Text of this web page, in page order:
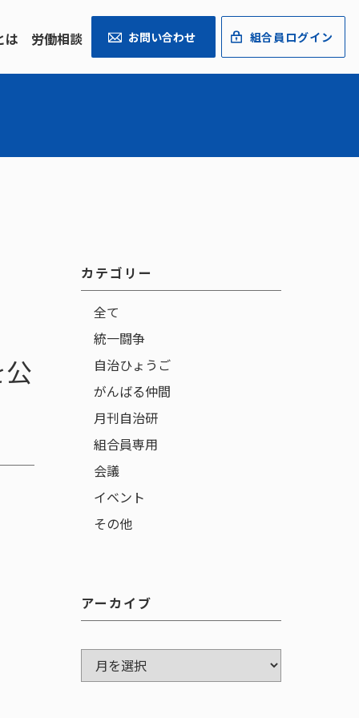
は 労働相談 お問い合わせ 組合員ログイン
カテゴリー
全て
統一闘争
自治ひょうご
がんばる仲間
月刊自治研
組合員専用
会議
イベント
その他
アーカイブ
ア